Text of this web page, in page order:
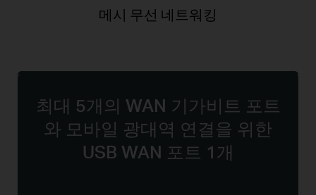
메시 무선 네트워킹
최대 5개의 WAN 기가비트 포트
와 모바일 광대역 연결을 위한
USB WAN 포트 1개